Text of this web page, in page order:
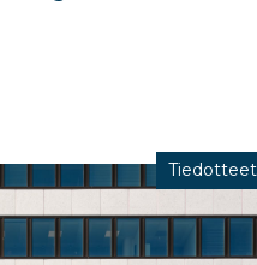
Tiedotteet